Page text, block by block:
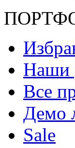
Наши
Все
Демо
Sale